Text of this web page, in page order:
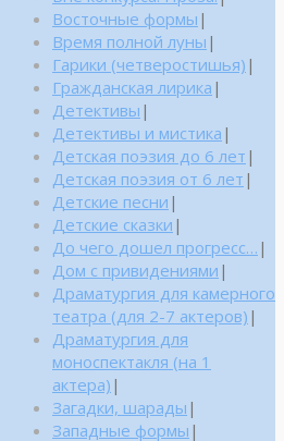
Восточные формы |
Время полной луны |
Гарики (четверостишья) |
Гражданская лирика |
Детективы |
Детективы и мистика |
Детская поэзия до 6 лет |
Детская поэзия от 6 лет |
Детские песни |
Детские сказки |
До чего дошел прогресс… |
Дом с привидениями |
Драматургия для камерного
театра (для 2-7 актеров) |
Драматургия для
моноспектакля (на 1
актера) |
Загадки, шарады |
Западные формы |